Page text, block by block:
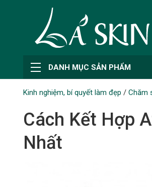
DANH MỤC SẢN PHẨM
Kinh nghiệm, bí quyết làm đẹp / Chăm
Cách Kết Hợp
Nhất